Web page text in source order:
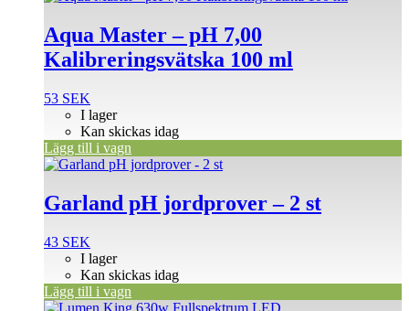
Aqua Master – pH 7,00
Kalibreringsvätska 100 ml
53 SEK
I lager
Kan skickas idag
Lägg till i vagn
Garland pH jordprover – 2 st
43 SEK
I lager
Kan skickas idag
Lägg till i vagn